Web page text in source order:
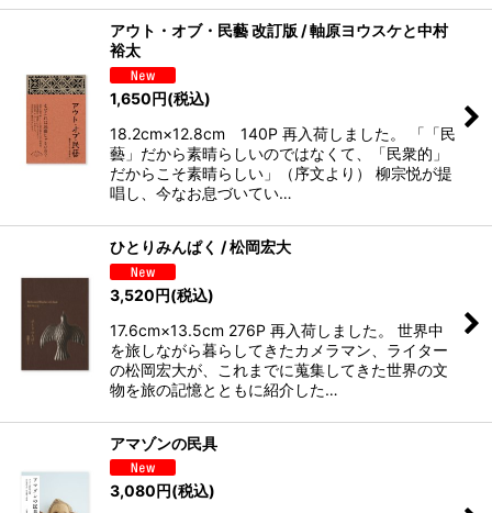
アウト・オブ・民藝 改訂版 / 軸原ヨウスケと中村
裕太
1,650円(税込)
18.2cm×12.8cm 140P 再入荷しました。 「「民
藝」だから素晴らしいのではなくて、「民衆的」
だからこそ素晴らしい」（序文より） 柳宗悦が提
唱し、今なお息づいてい…
ひとりみんぱく / 松岡宏大
3,520円(税込)
17.6cm×13.5cm 276P 再入荷しました。 世界中
を旅しながら暮らしてきたカメラマン、ライター
の松岡宏大が、これまでに蒐集してきた世界の文
物を旅の記憶とともに紹介した…
アマゾンの民具
3,080円(税込)